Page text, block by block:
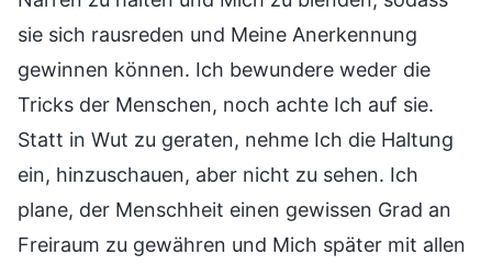
sie sich rausreden und Meine Anerkennung
gewinnen können. Ich bewundere weder die
Tricks der Menschen, noch achte Ich auf sie.
Statt in Wut zu geraten, nehme Ich die Haltung
ein, hinzuschauen, aber nicht zu sehen. Ich
plane, der Menschheit einen gewissen Grad an
Freiraum zu gewähren und Mich später mit allen